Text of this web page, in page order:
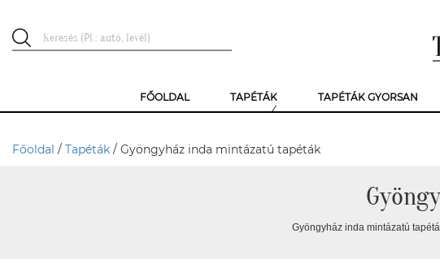
FŐOLDAL TAPÉTÁK TAPÉTÁK GYORSAN
Főoldal / Tapéták / Gyöngyház inda mintázatú tapéták
Gyöngyház inda mintázatú